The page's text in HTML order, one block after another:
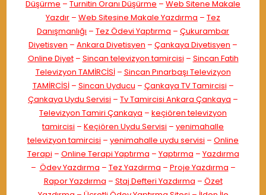
Düşürme – Turnitin Oranı Düşürme – Web Sitene Makale
Yazdır – Web Sitesine Makale Yazdırma – Tez
Danışmanlığı – Tez Ödevi Yaptırma – Çukurambar
Diyetisyen – Ankara Diyetisyen – Çankaya Diyetisyen –
Online Diyet– Sincan televizyon tamircisi – Sincan Fatih
Televizyon TAMİRCİSİ– Sincan Pınarbaşı Televizyon
TAMİRCİSİ– Sincan Uyducu – Çankaya TV Tamircisi –
Çankaya Uydu Servisi – Tv Tamircisi Ankara Çankaya –
Televizyon Tamiri Çankaya – keçiören televizyon
tamircisi – Keçiören Uydu Servisi – yenimahalle
televizyon tamircisi – yenimahalle uydu servisi – Online
Terapi – Online Terapi Yaptırma – Yaptırma – Yazdırma
– Ödev Yazdırma – Tez Yazdırma – Proje Yazdırma –
Rapor Yazdırma – Staj Defteri Yazdırma – Özet